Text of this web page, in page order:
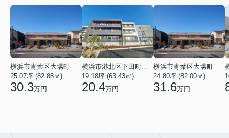
横浜市青葉区大場町
25.07坪 (82.88㎡)
30.3万円
19.18坪 (63.43㎡)
20.4万円
横浜市青葉区大場町
24.80坪 (82.00㎡)
31.6万円